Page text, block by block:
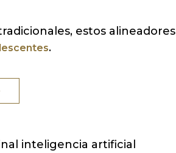
estos alineadores
.
inteligencia artificial